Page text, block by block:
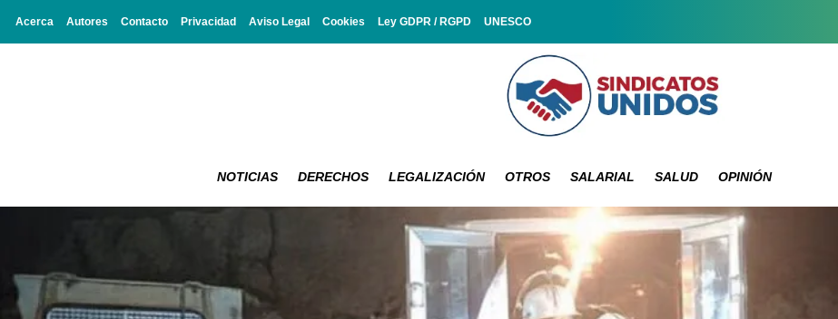
Acerca Autores Contacto Privacidad Aviso Legal Cookies Ley GDPR / RGPD UNESCO
NOTICIAS DERECHOS LEGALIZACIÓN OTROS SALARIAL SALUD OPINIÓN